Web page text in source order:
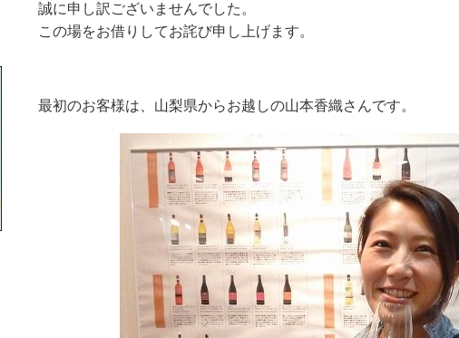
誠に申し訳ございませんでした。
この場をお借りしてお詫び申し上げます。
最初のお客様は、山梨県からお越しの山本香織さんです。